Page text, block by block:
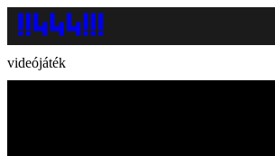
videójáték